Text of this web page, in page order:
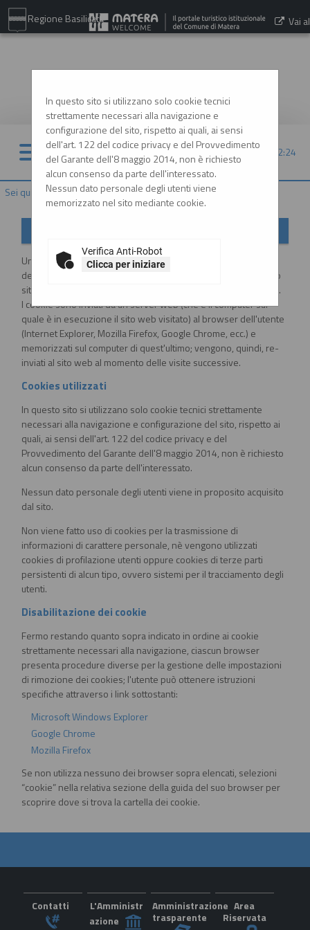
Regione Basilicata Vai al
07/08/2026 12:24
Sei qui: Home»Informazioni»Cookies
In questo sito si utilizzano solo cookie tecnici
strettamente necessari alla navigazione e
configurazione del sito, rispetto ai quali, ai sensi
dell'art. 122 del codice privacy e del Provvedimento
del Garante dell'8 maggio 2014, non è richiesto
alcun consenso da parte dell'interessato.
Nessun dato personale degli utenti viene
memorizzato nel sito mediante cookie.
Verifica Anti-Robot
Clicca per iniziare
Un "cookie" è un piccolo file di testo creato sul computer
dell'utente al momento in cui questo accede ad un determinato
sito, con lo scopo di immagazzinare e trasportare informazioni.
I cookie sono inviati da un server web (che è il computer sul
quale è in esecuzione il sito web visitato) al browser dell'utente
(Internet Explorer, Mozilla Firefox, Google Chrome, ecc.) e
memorizzati sul computer di quest'ultimo; vengono, quindi, re-
inviati al sito web al momento delle visite successive.
Cookies utilizzati
In questo sito si utilizzano solo cookie tecnici strettamente
necessari alla navigazione e configurazione del sito, rispetto ai
quali, ai sensi dell'art. 122 del codice privacy e del
Provvedimento del Garante dell'8 maggio 2014, non è richiesto
alcun consenso da parte dell'interessato.
Nessun dato personale degli utenti viene in proposito acquisito
dal sito.
Non viene fatto uso di cookies per la trasmissione di
informazioni di carattere personale, nè vengono utilizzati
cookies di profilazione utenti oppure cookies di terze parti
persistenti di alcun tipo, ovvero sistemi per il tracciamento degli
utenti.
Disabilitazione dei cookie
Fermo restando quanto sopra indicato in ordine ai cookie
strettamente necessari alla navigazione, ciascun browser
presenta procedure diverse per la gestione delle impostazioni
di rimozione dei cookies; l'utente può ottenere istruzioni
specifiche attraverso i link sottostanti:
Microsoft Windows Explorer
Google Chrome
Mozilla Firefox
Se non utilizza nessuno dei browser sopra elencati, selezioni
“cookie” nella relativa sezione della guida del suo browser per
scoprire dove si trova la cartella dei cookie.
Contatti
L'Amministr
azione
Amministrazione
trasparente
Area
Riservata